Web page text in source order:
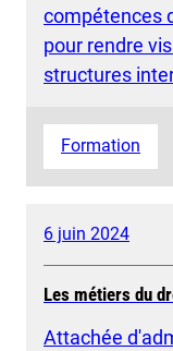
compétences
pour rendre
structures
Formation
6 juin 2024
Les métiers du
Attachée